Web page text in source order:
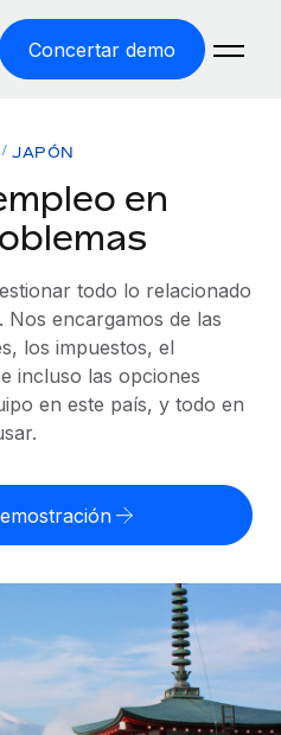
Concertar demo
forma sencilla y conforme a la
sin gastar en entidades.
globalmente.
complejas.
global según el país.
EE. UU.
en todos los estados de EE.
HH. globales y nóminas para
de clasificación errónea
errónea por país.
y tiempos de pago para
JAPÓN
en
todo lo relacionado
encargamos de las
los impuestos, el
incluso las opciones
en este país, y todo en